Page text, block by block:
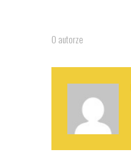
O autorze